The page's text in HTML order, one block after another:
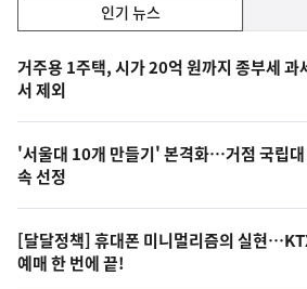
기,
최
신,
오
늘
의
영
상
인기 뉴스
기
뉴
스
거주용 1주택, 시가 20억 원까지 종부세 과
서 제외
'서울대 10개 만들기' 본격화…거점 국립대
속 선정
[달달정책] 휴대폰 미니멀리즘의 실현
예매 한 번에 끝!